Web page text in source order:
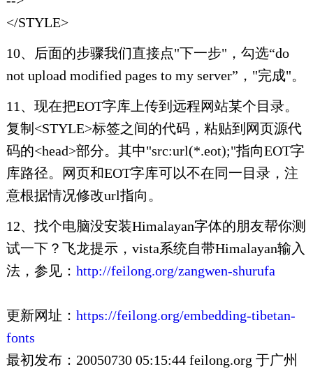
</STYLE>
10、后面的步骤我们直接点"下一步"，勾选“do
not upload modified pages to my server”，"完成"。
11、现在把EOT字库上传到远程网站某个目录。
复制<STYLE>标签之间的代码，粘贴到网页源代
码的<head>部分。其中"src:url(*.eot);"指向EOT字
库路径。网页和EOT字库可以不在同一目录，注
意根据情况修改url指向。
12、找个电脑没安装Himalayan字体的朋友帮你测
试一下？飞龙提示，vista系统自带Himalayan输入
法，参见： http://feilong.org/zangwen-shurufa
更新网址： https://feilong.org/embedding-tibetan-
fonts
最初发布：20050730 05:15:44 feilong.org 于广州